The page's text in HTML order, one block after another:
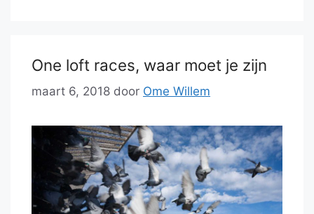
One loft races, waar moet je zijn
maart 6, 2018 door Ome Willem